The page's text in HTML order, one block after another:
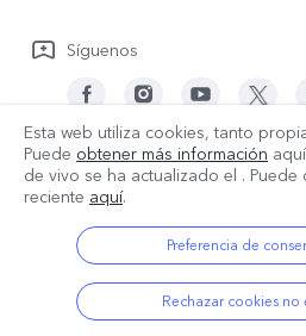
Síguenos
España | Seleccione país/
reservados.
Política de privacidad | Política de
Esta web utiliza cookies, tanto
Puede obtener más información
de vivo se ha actualizado el . Puede
reciente aquí.
Preferencia de
Rechazar cookies no